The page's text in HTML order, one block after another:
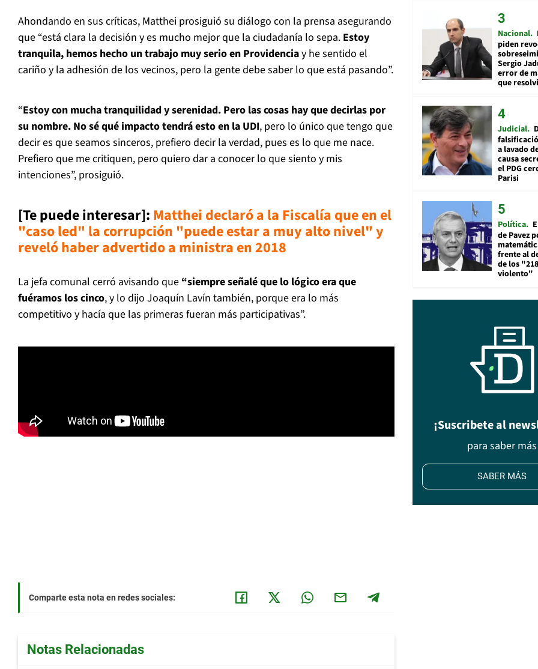
Ahondando en sus críticas, Matthei prosiguió su diálogo con la prensa asegurando
que “está clara la decisión y es mucho mejor que la ciudadanía lo sepa. Estoy
tranquila, hemos hecho un trabajo muy serio en Providenciay he sentido el
cariño y la adhesión de los vecinos, pero la gente debe saber lo que está pasando”.
“Estoy con mucha tranquilidad y serenidad. Pero las cosas hay que decirlas por
su nombre. No sé qué impacto tendrá esto en la UDI, pero lo único que tengo que
decir es que seamos sinceros, prefiero decir la verdad, pues es lo que me nace.
Prefiero que me critiquen, pero quiero dar a conocer lo que siento y mis
intenciones”, prosiguió.
[Te puede interesar]: Matthei declaró a la Fiscalía que en el
"caso led" la corrupción "puede estar a muy alto nivel" y
reveló haber advertido a ministra en 2018
La jefa comunal cerró avisando que “siempre señalé que lo lógico era que
fuéramos los cinco, y lo dijo Joaquín Lavín también, porque era lo más
competitivo y hacía que las primeras fueran más participativas”.
Comparte esta nota en redes sociales:
Notas Relacionadas
Nacional
piden
Sergio
error de
que
Judicial
a lavado
causa
el PDG
Parisi
Política
de Pavez
frente al
de los
violento"
¡Suscribete al
para saber más
SABER MÁS